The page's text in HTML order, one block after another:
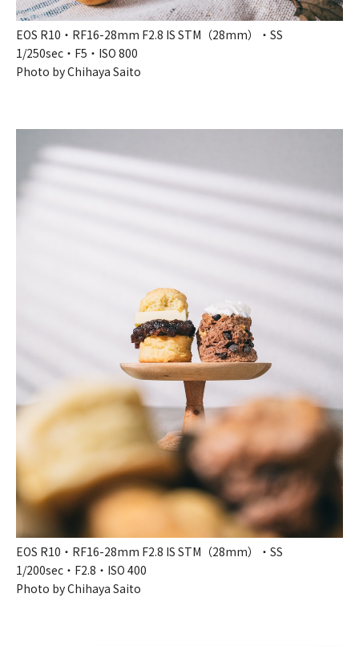
EOS R10・RF16-28mm F2.8 IS STM（28mm）・SS
1/250sec・F5・ISO 800
Photo by Chihaya Saito
EOS R10・RF16-28mm F2.8 IS STM（28mm）・SS
1/200sec・F2.8・ISO 400
Photo by Chihaya Saito